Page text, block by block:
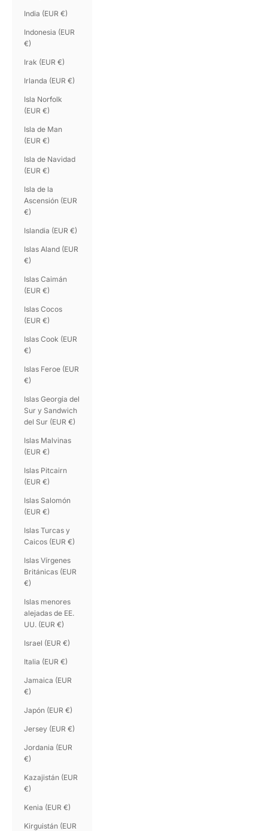
India (EUR €)
Indonesia (EUR
€)
Irak (EUR €)
Irlanda (EUR €)
Isla Norfolk
(EUR €)
Isla de Man
(EUR €)
Isla de Navidad
(EUR €)
Isla de la
Ascensión (EUR
€)
Islandia (EUR €)
Islas Aland (EUR
€)
Islas Caimán
(EUR €)
Islas Cocos
(EUR €)
Islas Cook (EUR
€)
Islas Feroe (EUR
€)
Islas Georgia del
Sur y Sandwich
del Sur (EUR €)
Islas Malvinas
(EUR €)
Islas Pitcairn
(EUR €)
Islas Salomón
(EUR €)
Islas Turcas y
Caicos (EUR €)
Islas Vírgenes
Británicas (EUR
€)
Islas menores
alejadas de EE.
UU. (EUR €)
Israel (EUR €)
Italia (EUR €)
Jamaica (EUR
€)
Japón (EUR €)
Jersey (EUR €)
Jordania (EUR
€)
Kazajistán (EUR
€)
Kenia (EUR €)
Kirguistán (EUR